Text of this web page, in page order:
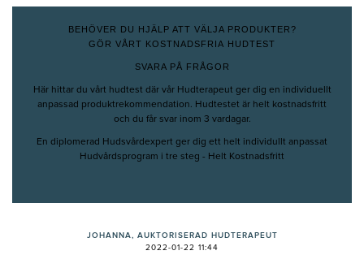
BEHÖVER DU HJÄLP ATT VÄLJA PRODUKTER?
GÖR VÅRT KOSTNADSFRIA HUDTEST
SVARA PÅ FRÅGOR
Här hittar du vårt hudtest där vår Hudterapeut ger dig en individuellt
anpassad produktrekommendation. Hudtestet är helt kostnadsfritt
och du får svar inom 3 vardagar.
En diplomerad Hudsvårdexpert ger dig ett helt individullt anpassat
Hudvårdsprogram i tre steg - Helt Kostnadsfritt
JOHANNA, AUKTORISERAD HUDTERAPEUT
2022-01-22 11:44